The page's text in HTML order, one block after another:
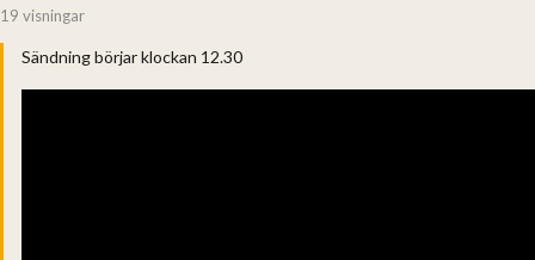
19 visningar
Sändning börjar klockan 12.30